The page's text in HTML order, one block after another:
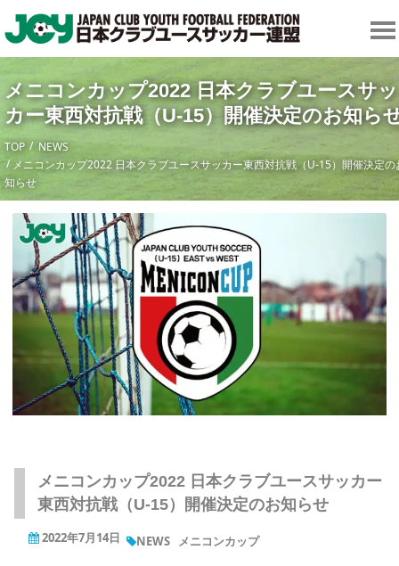
メニコンカップ2022 日本クラブユースサッ
カー東西対抗戦（U-15）開催決定のお知ら
TOP
NEWS
メニコンカップ2022 日本クラブユースサッカー東西対抗戦（U-15）開催決定の
知らせ
メニコンカップ2022 日本クラブユースサッカー
東西対抗戦（U-15）開催決定のお知らせ
2022年7月14日 NEWS メニコンカップ